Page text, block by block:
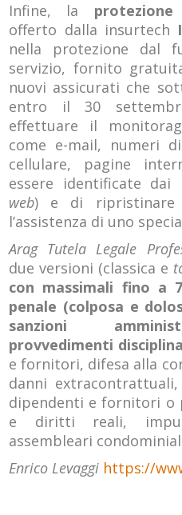
Infine, la protezione
offerto dalla insurtech
nella protezione dal
servizio, fornito
nuovi assicurati che
entro il 30
effettuare il
come e-mail, numeri
cellulare, pagine
essere identificate
web) e di ripristinare
l’assistenza di uno
Arag Tutela Legale
due versioni (classica e
con massimali fino a
penale (colposa e
sanzioni
provvedimenti
e fornitori, difesa alla
danni
dipendenti e fornitori o
e diritti reali,
assembleari
Enrico Levaggi https://